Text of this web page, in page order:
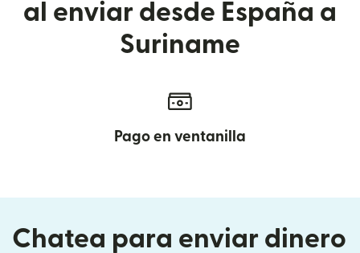
al enviar desde España a
Suriname
Pago en ventanilla
Chatea para enviar dinero